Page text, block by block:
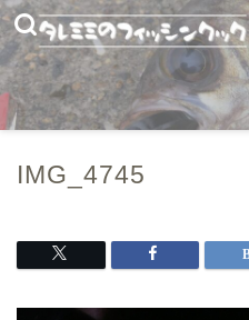
IMG_4745